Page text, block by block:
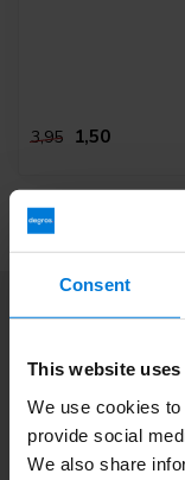
Consent
This website
We use cookies
provide social
We also share
3,95 1,50
Abonnieren